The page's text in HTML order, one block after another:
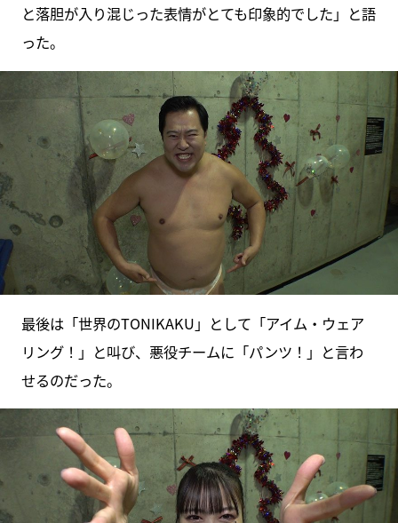
と落胆が入り混じった表情がとても印象的でした」と語
った。
最後は「世界のTONIKAKU」として「アイム・ウェア
リング！」と叫び、悪役チームに「パンツ！」と言わ
せるのだった。